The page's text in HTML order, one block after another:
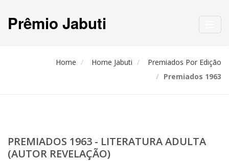
Prêmio Jabuti
Home Home Jabuti
Premiados Por Edição
Premiados 1963
PREMIADOS 1963 - LITERATURA ADULTA
(AUTOR REVELAÇÃO)